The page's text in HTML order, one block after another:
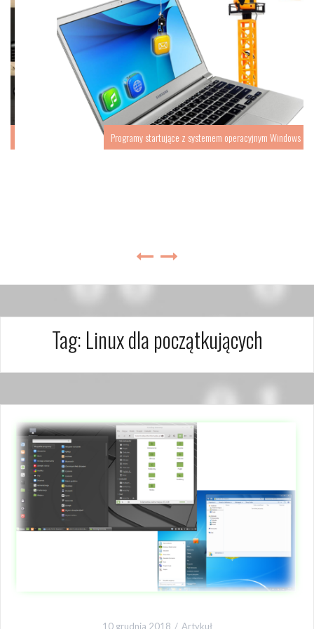
Programy startujące z systemem operacyjnym Windows
Tag: Linux dla początkujących
10 grudnia 2018 Artykuł